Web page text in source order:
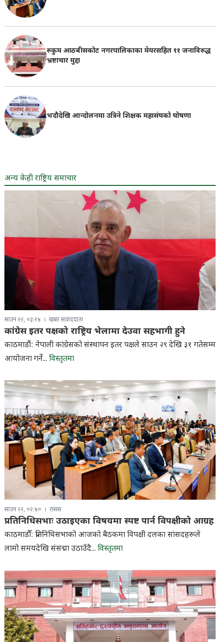
रुकुम आठबीसकोट नगरपालिकाका मेयरसहित ११ जनाविरुद्ध
भ्रष्टाचार मुद्दा
भदौदेखि आन्दोलनमा उत्रिने शिक्षक महासंघको घोषणा
अन्य केही राष्ट्रिय समाचार
साउन २२, ०३:२४ खबर संवाददाता
कांग्रेस इतर पक्षको राष्ट्रिय भेलामा देउवा सहभागी हुने
काठमाडौं: नेपाली कांग्रेसको संस्थापन इतर पक्षले साउन २९ देखि ३१ गतेसम्म
आयोजना गर्ने... विस्तृतमा
साउन २२, ०२:४० रासस
प्रतिनिधिसभाः उठाइएका विषयमा स्पष्ट पार्न विपक्षीको आग्रह
काठमाडौँ: प्रतिनिधिसभाको आजको बैठकमा विपक्षी दलका सांसदहरूले
लामो समयदेखि संसद्मा उठाउँदै... विस्तृतमा